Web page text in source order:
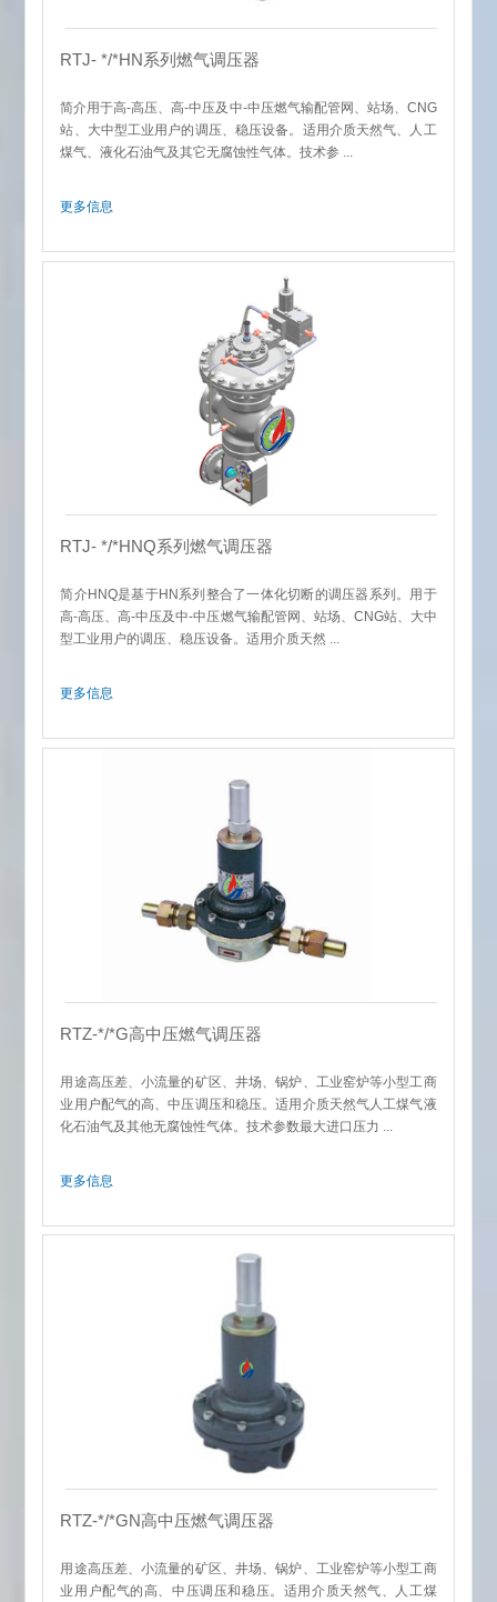
RTJ- */*HN系列燃气调压器
简介用于高-高压、高-中压及中-中压燃气输配管网、站场、CNG
站、大中型工业用户的调压、稳压设备。适用介质天然气、人工
煤气、液化石油气及其它无腐蚀性气体。技术参 ...
更多信息
RTJ- */*HNQ系列燃气调压器
简介HNQ是基于HN系列整合了一体化切断的调压器系列。用于
高-高压、高-中压及中-中压燃气输配管网、站场、CNG站、大中
型工业用户的调压、稳压设备。适用介质天然 ...
更多信息
RTZ-*/*G高中压燃气调压器
用途高压差、小流量的矿区、井场、锅炉、工业窑炉等小型工商
业用户配气的高、中压调压和稳压。适用介质天然气人工煤气液
化石油气及其他无腐蚀性气体。技术参数最大进口压力 ...
更多信息
RTZ-*/*GN高中压燃气调压器
用途高压差、小流量的矿区、井场、锅炉、工业窑炉等小型工商
业用户配气的高、中压调压和稳压。适用介质天然气、人工煤